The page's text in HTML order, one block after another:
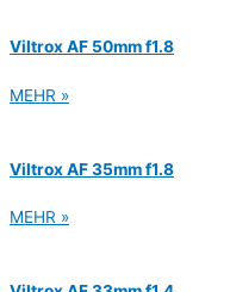
Viltrox AF 50mm f1.8
MEHR »
Viltrox AF 35mm f1.8
MEHR »